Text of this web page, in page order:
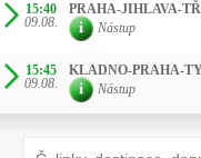
15:40
09.08.
PRAHA-JIHLAVA-
Nástup
15:45
09.08.
KLADNO-PRAHA-
Nástup